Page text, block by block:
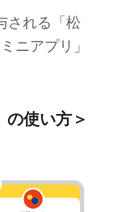
される「松
ニアプリ」
の使い方＞